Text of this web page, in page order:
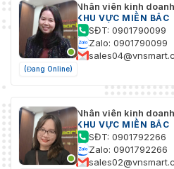
(Đang Online)
Nhân viên kinh
KHU VỰC MIỀN BẮC
SĐT: 0901790099
Zalo: 0901790099
Nhân viên kinh
KHU VỰC MIỀN BẮC
SĐT: 0901792266
Zalo: 0901792266